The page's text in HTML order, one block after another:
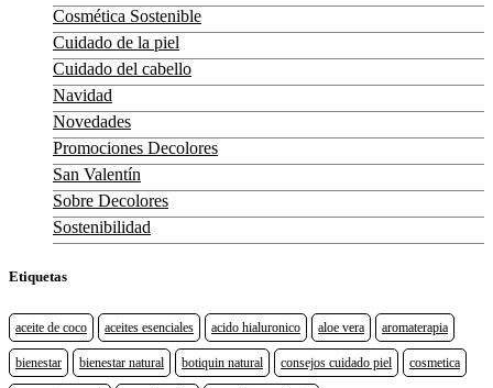
Cosmética Sostenible
Cuidado de la piel
Cuidado del cabello
Navidad
Novedades
Promociones Decolores
San Valentín
Sobre Decolores
Sostenibilidad
Etiquetas
aceite de coco aceites esenciales acido hialuronico aloe vera aromaterapia
bienestar bienestar natural botiquin natural consejos cuidado piel cosmetica